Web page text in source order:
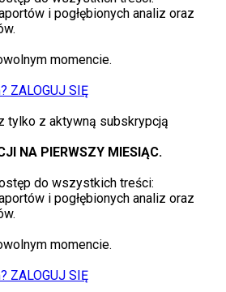
i pogłębionych analiz oraz
momencie.
ZALOGUJ SIĘ
tylko z aktywną subskrypcją
NA PIERWSZY MIESIĄC.
do wszystkich treści:
i pogłębionych analiz oraz
momencie.
ZALOGUJ SIĘ